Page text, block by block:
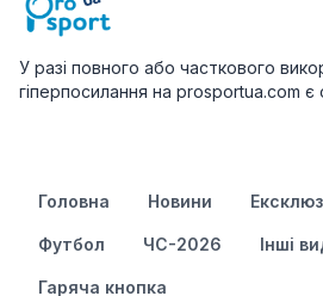
У разі повного або часткового
гіперпосилання на prosportua.com
Головна Новини
Футбол ЧС-2026 Інші
Гаряча кнопка